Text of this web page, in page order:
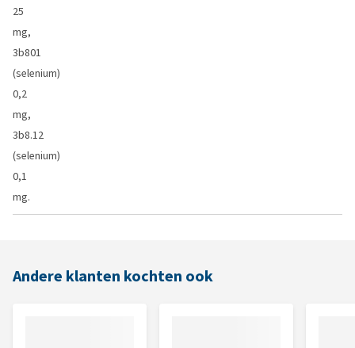
25
mg,
3b801
(selenium)
0,2
mg,
3b8.12
(selenium)
0,1
mg.
Andere klanten kochten ook